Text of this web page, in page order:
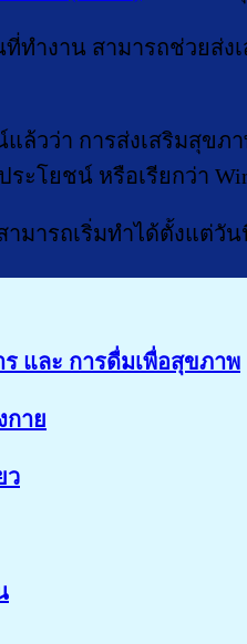
ที่ทำงาน สามารถช่วยส่
ล้วว่า การส่งเสริมสุข
ะโยชน์ หรือเรียกว่า
ามารถเริ่มทำได้ตั้งแต่
และ การดื่มเพื่อสุขภาพ
กาย
ว